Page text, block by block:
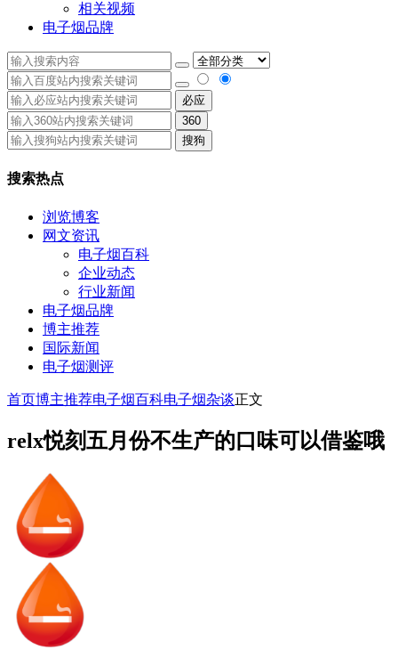
相关视频
电子烟品牌
必应
360
搜狗
搜索热点
浏览博客
网文资讯
电子烟百科
企业动态
行业新闻
电子烟品牌
博主推荐
国际新闻
电子烟测评
首页博主推荐电子烟百科电子烟杂谈正文
relx悦刻五月份不生产的口味可以借鉴哦